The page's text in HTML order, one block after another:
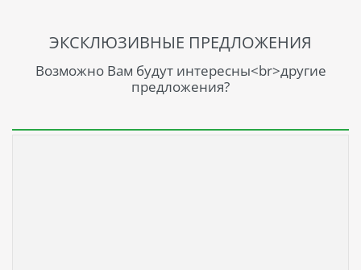
ЭКСКЛЮЗИВНЫЕ ПРЕДЛОЖЕНИЯ
Возможно Вам будут интересны<br>другие
предложения?